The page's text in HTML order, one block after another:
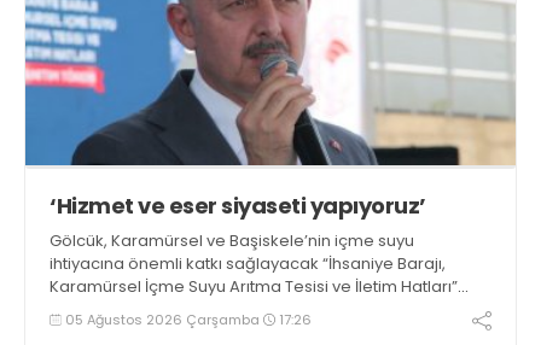
‘Hizmet ve eser siyaseti yapıyoruz’
Gölcük, Karamürsel ve Başiskele’nin içme suyu
ihtiyacına önemli katkı sağlayacak “İhsaniye Barajı,
Karamürsel İçme Suyu Arıtma Tesisi ve İletim Hatları”
projesinin tanıtım töreninde konuşan Büyükşehir
Belediye Başkanı Tahir Büyükakın, “Hizmet ve eser
05 Ağustos 2026 Çarşamba 17:26